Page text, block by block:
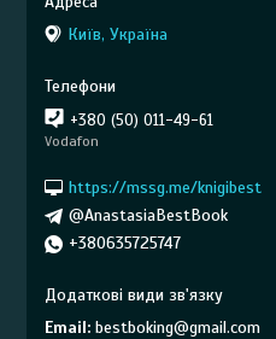
Київ, Україна
+380 (50) 011-49-61
Vodafon
https://mssg.me/knigibest
@AnastasiaBestBook
+380635725747
Email bestboking@gmail.com